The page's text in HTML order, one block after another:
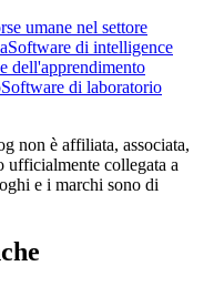
umane nel settore
Software di intelligence
dell'apprendimento
Software di laboratorio
non è affiliata, associata,
ufficialmente collegata a
e i marchi sono di